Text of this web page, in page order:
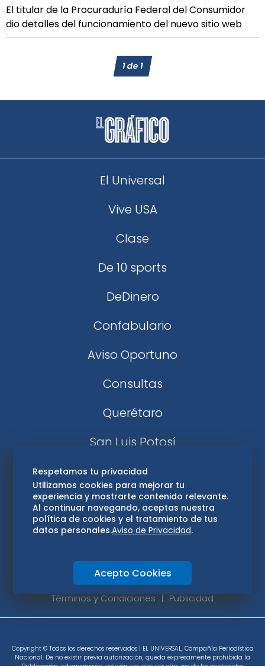
El titular de la Procuraduría Federal del Consumidor
dio detalles del funcionamiento del nuevo sitio web
1de1
El Universal
Vive USA
Clase
De 10 sports
DeDinero
Confabulario
Aviso Oportuno
Consultas
Querétaro
San Luis Potosí
Edomex
Consultas
Hidalgo
Oaxaca
Aviso de privacidad
Directorio
Términos y Condiciones
Publicidad
Copyright © Todos los derechos reservados | EL UNIVERSAL, Compañía Periodística
Nacional. De no existir previa autorización, queda expresamente prohibida la
Respetamos tu privacidad
Utilizamos cookies para mejorar tu
experiencia y mostrarte contenido relevante.
Al continuar navegando, aceptas nuestra
política de cookies y el tratamiento de tus
datos personales.Aviso de Privacidad.
Acepto Cookies